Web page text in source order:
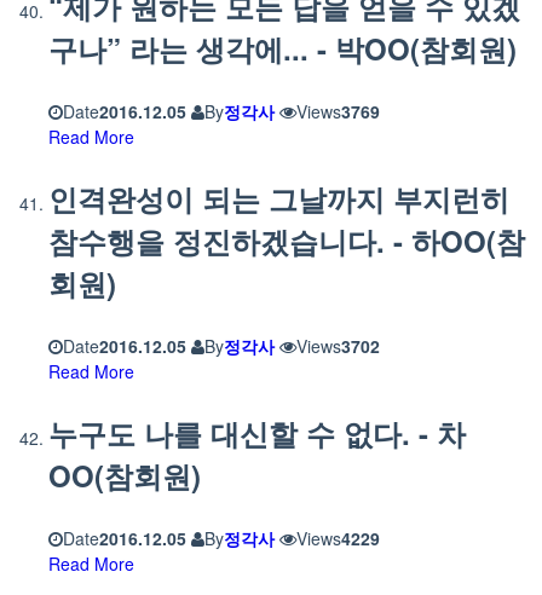
구나” 라는 생각에... - 박OO(참회원)
Date2016.12.05 By정각사 Views3769
Read More
인격완성이 되는 그날까지 부지런히
참수행을 정진하겠습니다. - 하OO(참
회원)
Date2016.12.05 By정각사 Views3702
Read More
누구도 나를 대신할 수 없다. - 차
OO(참회원)
Date2016.12.05 By정각사 Views4229
Read More